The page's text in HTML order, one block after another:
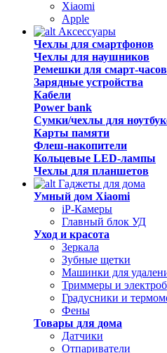
Xiaomi
Apple
Аксессуары
Чехлы для смартфонов
Чехлы для наушников
Ремешки для смарт-часов
Зарядные устройства
Кабели
Power bank
Сумки/чехлы для
Карты памяти
Флеш-накопители
Кольцевые LED-лампы
Чехлы для планшетов
Гаджеты для дома
Умный дом Xiaomi
iP-Камеры
Главный блок УД
Уход и красота
Зеркала
Зубные щетки
Машинки для
Триммеры и
Градусники и
Фены
Товары для дома
Датчики
Отпариватели